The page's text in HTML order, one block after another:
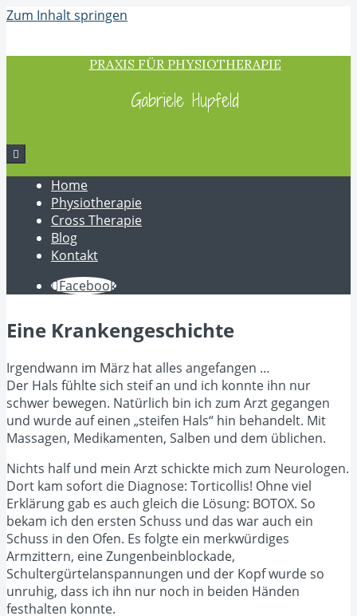
Zum Inhalt springen
PRAXIS FÜR PHYSIOTHERAPIE
Gabriele Hupfeld
Home
Physiotherapie
Cross Therapie
Blog
Kontakt
Facebook
Eine Krankengeschichte
Irgendwann im März hat alles angefangen …
Der Hals fühlte sich steif an und ich konnte ihn nur
schwer bewegen. Natürlich bin ich zum Arzt gegangen
und wurde auf einen „steifen Hals“ hin behandelt. Mit
Massagen, Medikamenten, Salben und dem üblichen.
Nichts half und mein Arzt schickte mich zum Neurologen.
Dort kam sofort die Diagnose: Torticollis! Ohne viel
Erklärung gab es auch gleich die Lösung: BOTOX. So
bekam ich den ersten Schuss und das war auch ein
Schuss in den Ofen. Es folgte ein merkwürdiges
Armzittern, eine Zungenbeinblockade,
Schultergürtelanspannungen und der Kopf wurde so
unruhig, dass ich ihn nur noch in beiden Händen
festhalten konnte.